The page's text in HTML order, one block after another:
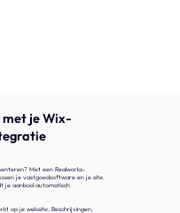
met je Wix-
Met een Realworks-
je vastgoedsoftware en je site.
je aanbod automatisch
op je website. Beschrijvingen,